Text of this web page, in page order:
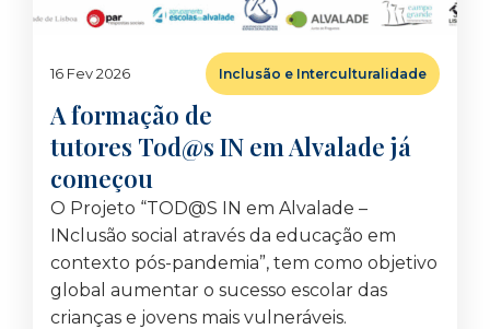
16 Fev 2026 Inclusão e Interculturalidade
A formação de
tutores Tod@s IN em Alvalade já
começou
O Projeto “TOD@S IN em Alvalade –
INclusão social através da educação em
contexto pós-pandemia”, tem como objetivo
global aumentar o sucesso escolar das
crianças e jovens mais vulneráveis.